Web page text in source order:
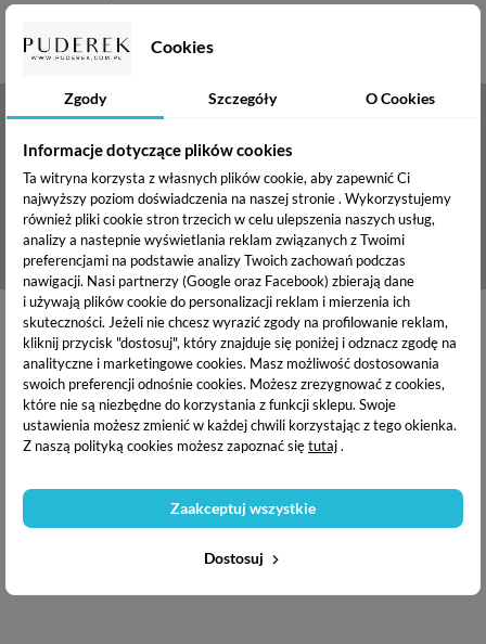
Cookies
Zgody Szczegóły O Cookies
Informacje dotyczące plików cookies
Ta witryna korzysta z własnych plików cookie, aby zapewnić Ci
najwyższy poziom doświadczenia na naszej stronie . Wykorzystujemy
również pliki cookie stron trzecich w celu ulepszenia naszych usług,
analizy a nastepnie wyświetlania reklam związanych z Twoimi
preferencjami na podstawie analizy Twoich zachowań podczas
nawigacji. Nasi partnerzy (Google oraz Facebook) zbierają dane
i używają plików cookie do personalizacji reklam i mierzenia ich
skuteczności. Jeżeli nie chcesz wyrazić zgody na profilowanie reklam,
kliknij przycisk "dostosuj", który znajduje się poniżej i odznacz zgodę na
analityczne i marketingowe cookies. Masz możliwość dostosowania
swoich preferencji odnośnie cookies. Możesz zrezygnować z cookies,
które nie są niezbędne do korzystania z funkcji sklepu. Swoje
ustawienia możesz zmienić w każdej chwili korzystając z tego okienka.
Z naszą polityką cookies możesz zapoznać siętutaj.
Dostosuj
Zaakceptuj wszystkie
Dodaj do koszyka
NEWSLETTER
BĄDŹ NA BIEŻĄCO
Copyright © 2020Puderek.com.pl